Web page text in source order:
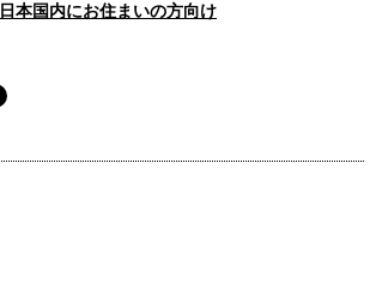
日本国内にお住まいの方向け